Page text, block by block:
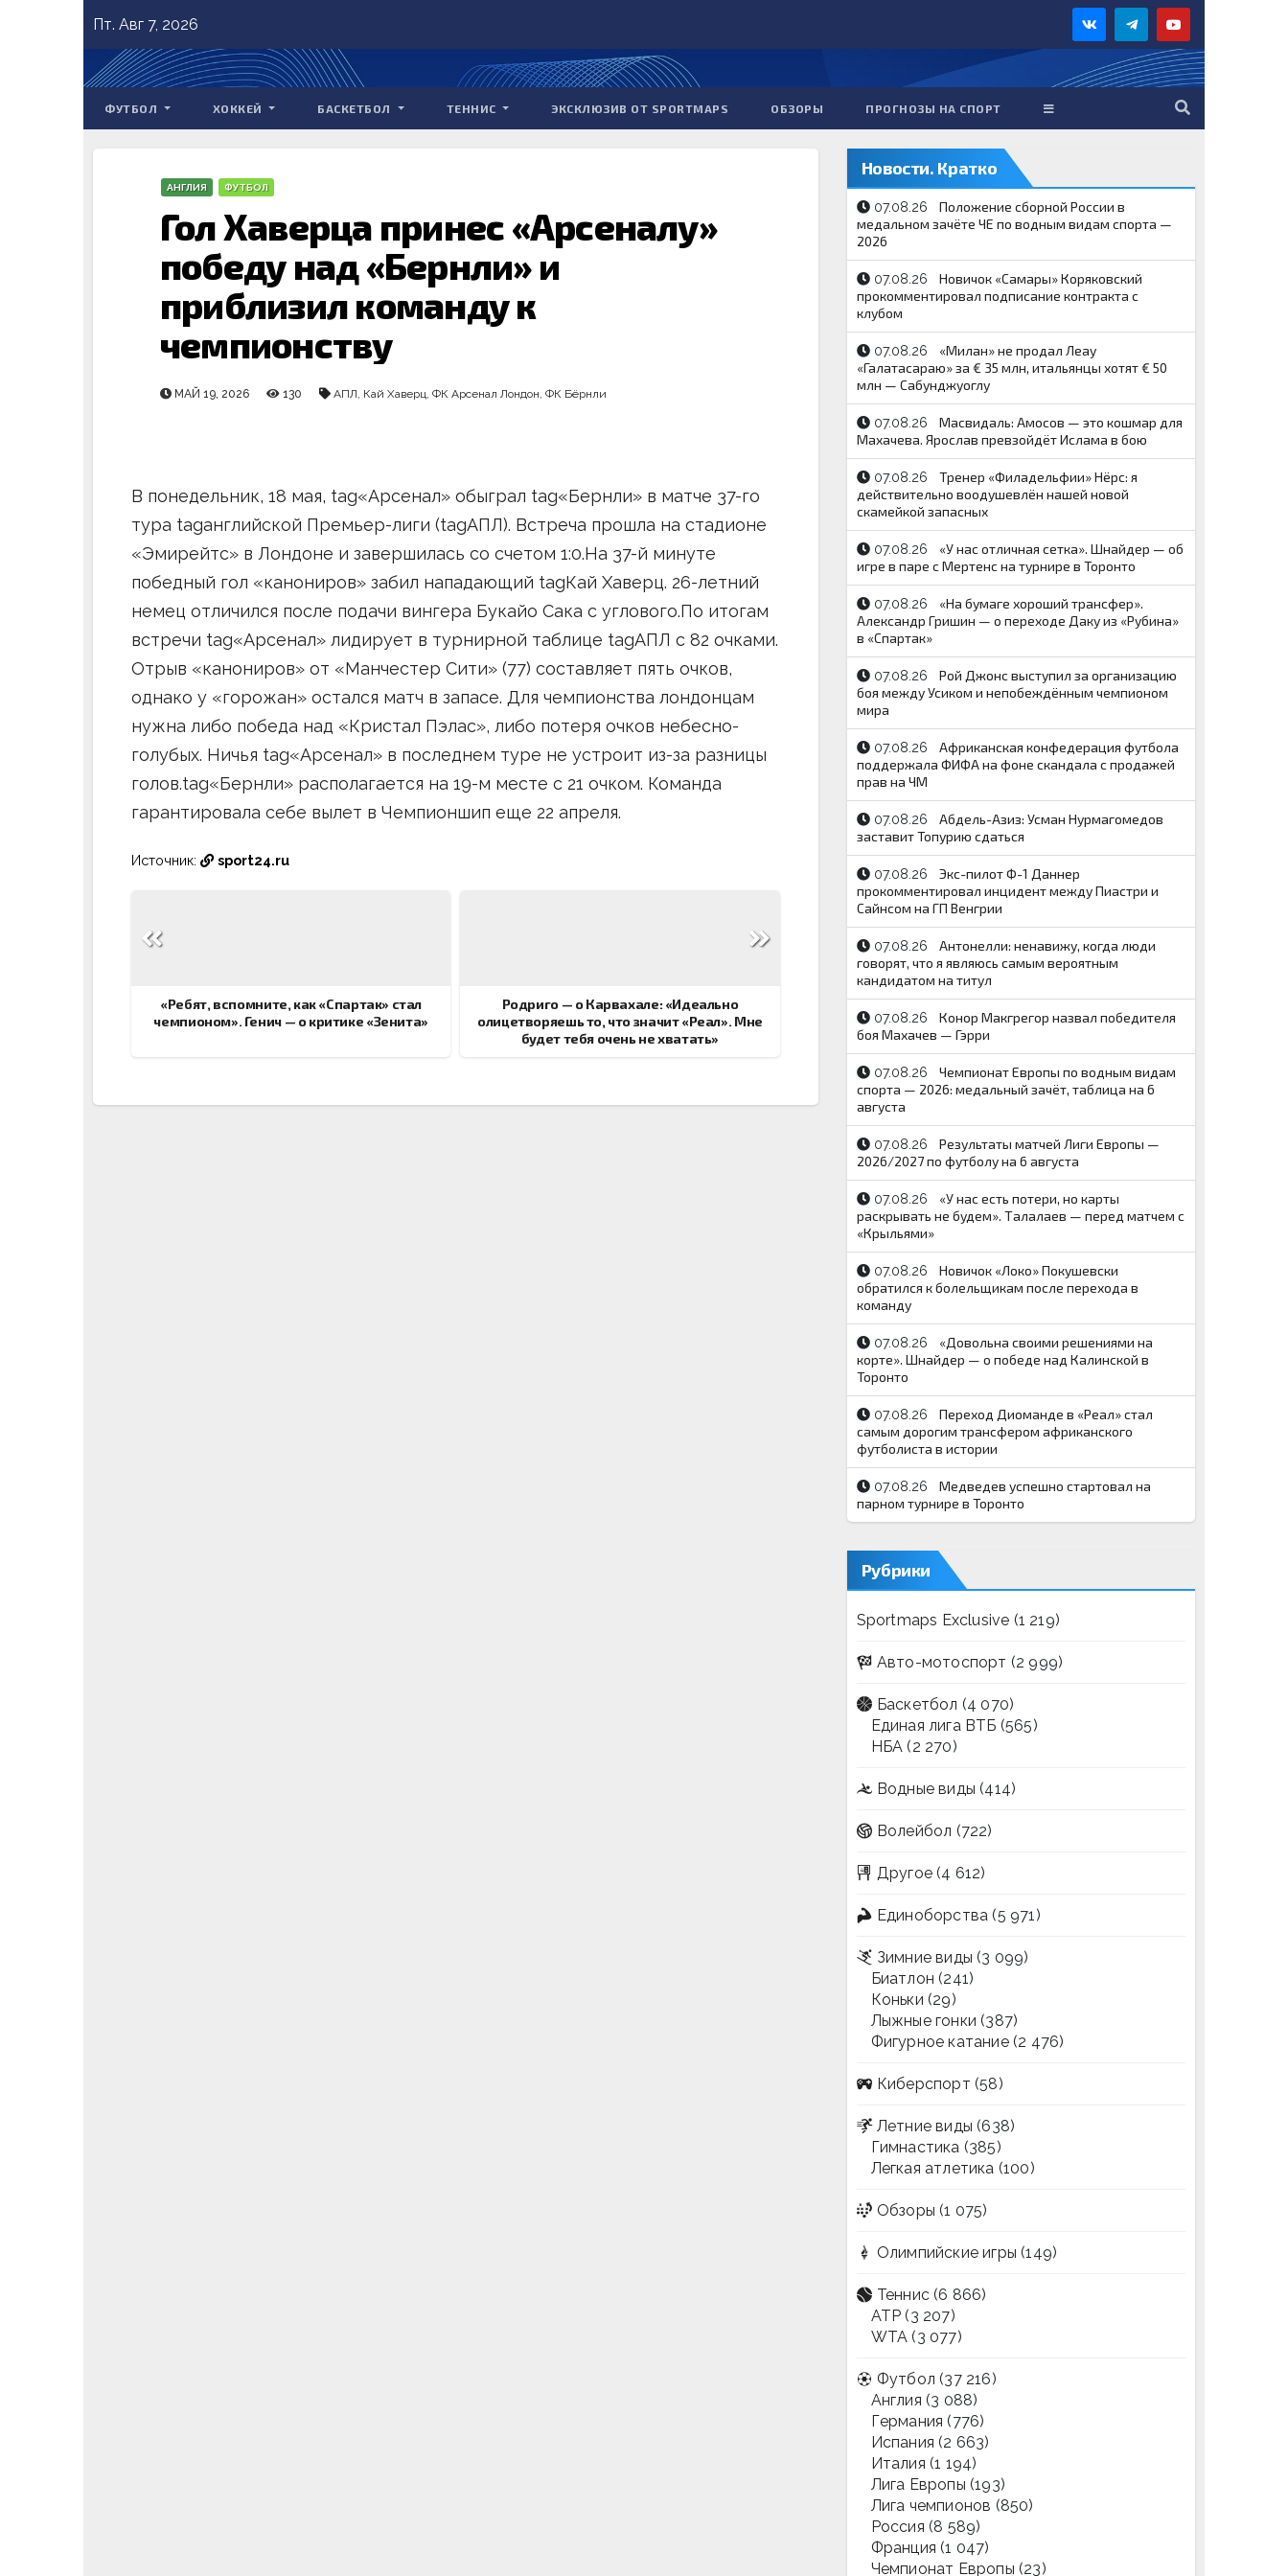
to
content
Пт. Авг 7, 2026
ФУТБОЛ ХОККЕЙ БАСКЕТБОЛ ТЕННИС ЭКСКЛЮЗИВ ОТ SPORTMAPS ОБЗОРЫ ПРОГНОЗЫ НА СПОРТ
АНГЛИЯ ФУТБОЛ
Гол Хаверца принес «Арсеналу»
победу над «Бернли» и
приблизил команду к
чемпионству
МАЙ 19, 2026 130 АПЛ, Кай Хаверц, ФК Арсенал Лондон, ФК Бёрнли
В понедельник, 18 мая, tag«Арсенал» обыграл tag«Бернли» в матче 37-го
тура tagанглийской Премьер-лиги (tagАПЛ). Встреча прошла на стадионе
«Эмирейтс» в Лондоне и завершилась со счетом 1:0.На 37-й минуте
победный гол «канониров» забил нападающий tagКай Хаверц. 26-летний
немец отличился после подачи вингера Букайо Сака с углового.По итогам
встречи tag«Арсенал» лидирует в турнирной таблице tagАПЛ с 82 очками.
Отрыв «канониров» от «Манчестер Сити» (77) составляет пять очков,
однако у «горожан» остался матч в запасе. Для чемпионства лондонцам
нужна либо победа над «Кристал Пэлас», либо потеря очков небесно-
голубых. Ничья tag«Арсенал» в последнем туре не устроит из-за разницы
голов.tag«Бернли» располагается на 19-м месте с 21 очком. Команда
гарантировала себе вылет в Чемпионшип еще 22 апреля.
Источник: sport24.ru
по
«Ребят, вспомните, как «Спартак» стал
чемпионом». Генич — о критике «Зенита»
Родриго — о Карвахале: «Идеально
олицетворяешь то, что значит «Реал». Мне
будет тебя очень не хватать»
Новости. Кратко
07.08.26
Положение сборной России в
медальном зачёте ЧЕ по водным видам спорта —
2026
07.08.26
Новичок «Самары» Коряковский
прокомментировал подписание контракта с
клубом
07.08.26
«Милан» не продал Леау
«Галатасараю» за € 35 млн, итальянцы хотят € 50
млн — Сабунджуоглу
07.08.26
Масвидаль: Амосов — это кошмар для
Махачева. Ярослав превзойдёт Ислама в бою
07.08.26
Тренер «Филадельфии» Нёрс: я
действительно воодушевлён нашей новой
скамейкой запасных
07.08.26
«У нас отличная сетка». Шнайдер — об
игре в паре с Мертенс на турнире в Торонто
07.08.26
«На бумаге хороший трансфер».
Александр Гришин — о переходе Даку из «Рубина»
в «Спартак»
07.08.26
Рой Джонс выступил за организацию
боя между Усиком и непобеждённым чемпионом
мира
07.08.26
Африканская конфедерация футбола
поддержала ФИФА на фоне скандала с продажей
прав на ЧМ
07.08.26
Абдель-Азиз: Усман Нурмагомедов
заставит Топурию сдаться
07.08.26
Экс-пилот Ф-1 Даннер
прокомментировал инцидент между Пиастри и
Сайнсом на ГП Венгрии
07.08.26
Антонелли: ненавижу, когда люди
говорят, что я являюсь самым вероятным
кандидатом на титул
07.08.26
Конор Макгрегор назвал победителя
боя Махачев — Гэрри
07.08.26
Чемпионат Европы по водным видам
спорта — 2026: медальный зачёт, таблица на 6
августа
07.08.26
Результаты матчей Лиги Европы —
2026/2027 по футболу на 6 августа
07.08.26
«У нас есть потери, но карты
раскрывать не будем». Талалаев — перед матчем с
«Крыльями»
07.08.26
Новичок «Локо» Покушевски
обратился к болельщикам после перехода в
команду
07.08.26
«Довольна своими решениями на
корте». Шнайдер — о победе над Калинской в
Торонто
07.08.26
Переход Диоманде в «Реал» стал
самым дорогим трансфером африканского
футболиста в истории
07.08.26
Медведев успешно стартовал на
парном турнире в Торонто
Рубрики
Sportmaps Exclusive (1 219)
Авто-мотоспорт (2 999)
Баскетбол (4 070)
Единая лига ВТБ (565)
НБА (2 270)
Водные виды (414)
Волейбол (722)
Другое (4 612)
Единоборства (5 971)
Зимние виды (3 099)
Биатлон (241)
Коньки (29)
Лыжные гонки (387)
Фигурное катание(2 476)
Киберспорт (58)
Летние виды (638)
Гимнастика (385)
Легкая атлетика (100)
Обзоры (1 075)
Олимпийские игры (149)
Теннис (6 866)
ATP (3 207)
WTA (3 077)
Футбол (37 216)
Англия (3 088)
Германия (776)
Испания (2 663)
Италия (1 194)
Лига Европы (193)
Лига чемпионов (850)
Россия (8 589)
Франция (1 047)
Чемпионат Европы (23)